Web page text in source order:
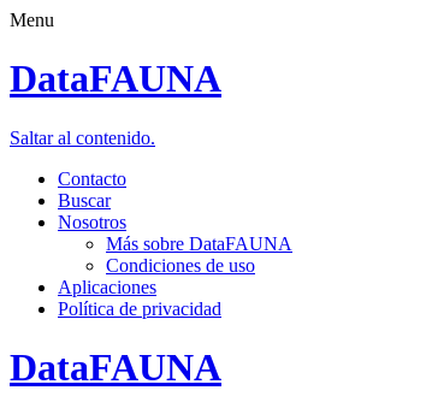
Menu
DataFAUNA
Saltar al contenido.
Contacto
Buscar
Nosotros
Más sobre DataFAUNA
Condiciones de uso
Aplicaciones
Política de privacidad
DataFAUNA